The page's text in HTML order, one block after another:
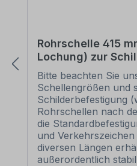
Rohrschelle 415
Lochung) zur
Bitte beachten Sie
Schellengrößen und
Schilderbefestigung
Rohrschellen nach
die
und Verkehrszeichen
diversen Längen
außerordentlich